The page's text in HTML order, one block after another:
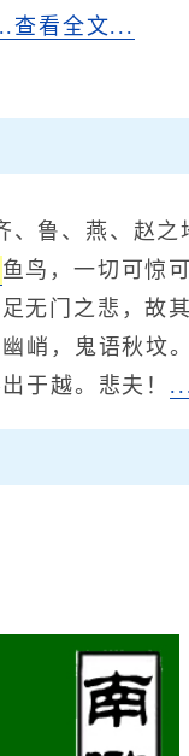
查看全文...
、鲁、燕、赵之
鱼鸟，一切可惊
无门之悲，故
峭，鬼语秋坟
于越。悲夫！